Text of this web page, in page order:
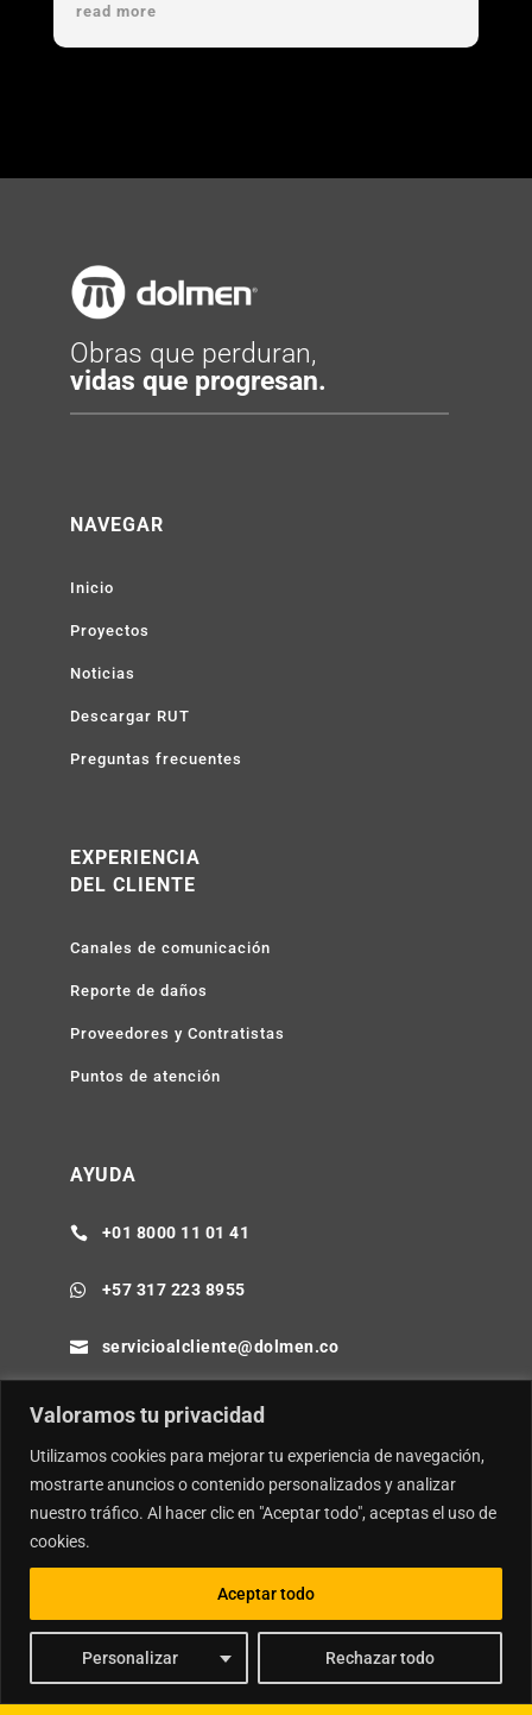
Valoramos tu privacidad
Utilizamos cookies para mejorar tu experiencia de navegación,
mostrarte anuncios o contenido personalizados y analizar
nuestro tráfico. Al hacer clic en "Aceptar todo", aceptas el uso de
cookies.
Personalizar Rechazar todo
Aceptar todo
read more
Obras que perduran,
vidas que progresan.
NAVEGAR
Inicio
Proyectos
Noticias
Descargar RUT
Preguntas frecuentes
EXPERIENCIA
DEL CLIENTE
Canales de comunicación
Reporte de daños
Proveedores y Contratistas
Puntos de atención
AYUDA
 +01 8000 11 01 41
 +57 317 223 8955
 servicioalcliente@dolmen.co
Cra 64B No. 85-80 Barranquilla - Colombia
© Copyright
Política de Seguridad de la Información e Inteligencia Artificial